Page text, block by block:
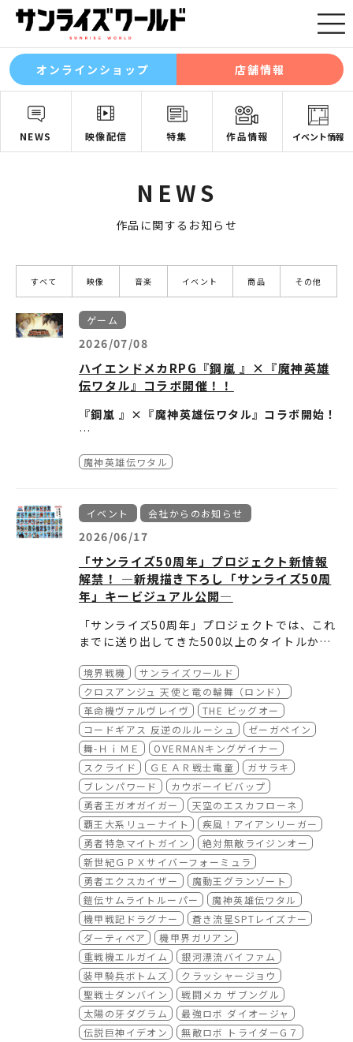
オンラインショップ 店舗情報
NEWS 映像配信 特集 作品情報 イベント情報
NEWS
作品に関するお知らせ
すべて 映像 音楽 イベント 商品 その他
ゲーム
2026/07/08
ハイエンドメカRPG『鋼嵐 』×『魔神英雄
伝ワタル』コラボ開催！！
『鋼嵐 』×『魔神英雄伝ワタル』コラボ開始！
印された真実を解き明かす。
仲間との絆が試される中、世界の命運をかけた
物語が始まる！
コラボ限定スカウト&カタログ登場！
「戦部ワタル」と「輝龍」ゲットのチャンス！
■鋼嵐 - メカラシ
HPアドレス： https://msjp.tentree-game
s.com/
コラボ期間：2026年8月19日（水）08：59ま
で
魔神英雄伝ワタル
イベント 会社からのお知らせ
2026/06/17
「サンライズ50周年」プロジェクト新情報
解禁！ ―新規描き下ろし「サンライズ50周
年」キービジュアル公開―
「サンライズ50周年」プロジェクトでは、これ
までに送り出してきた500以上のタイトルか
をピックアップし、新規描き下ろしビジュアル
を50点制作いたしました！
く活用するとともに、商品展開などを通じ、よ
り多くのファンの皆様にお楽しみいただける機
会を創出してまいります。
境界戦機
サンライズワールド
クロスアンジュ 天使と竜の輪舞（ロンド）
革命機ヴァルヴレイヴ
THE ビッグオー
コードギアス 反逆のルルーシュ
ゼーガペイン
舞-ＨｉＭＥ
OVERMANキングゲイナー
スクライド
ＧＥＡＲ戦士電童
ガサラキ
ブレンパワード
カウボーイビバップ
勇者王ガオガイガー
天空のエスカフローネ
覇王大系リューナイト
疾風！アイアンリーガー
勇者特急マイトガイン
絶対無敵ライジンオー
新世紀ＧＰＸサイバーフォーミュラ
勇者エクスカイザー
魔動王グランゾート
鎧伝サムライトルーパー
魔神英雄伝ワタル
機甲戦記ドラグナー
蒼き流星SPTレイズナー
ダーティペア
機甲界ガリアン
重戦機エルガイム
銀河漂流バイファム
装甲騎兵ボトムズ
クラッシャージョウ
聖戦士ダンバイン
戦闘メカ ザブングル
太陽の牙ダグラム
最強ロボ ダイオージャ
伝説巨神イデオン
無敵ロボ トライダーG７